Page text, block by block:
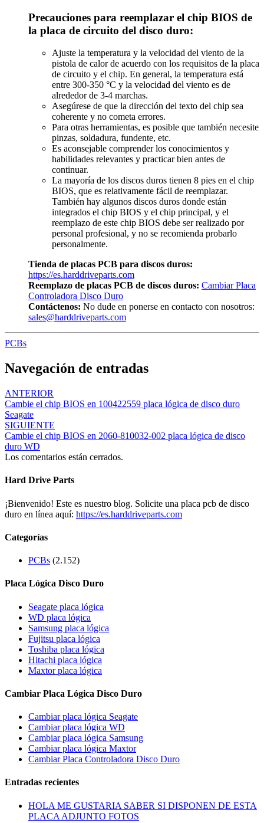
Precauciones para reemplazar el chip BIOS de
la placa de circuito del disco duro:
Ajuste la temperatura y la velocidad del viento de la
pistola de calor de acuerdo con los requisitos de la placa
de circuito y el chip. En general, la temperatura está
entre 300-350 °C y la velocidad del viento es de
alrededor de 3-4 marchas.
Asegúrese de que la dirección del texto del chip sea
coherente y no cometa errores.
Para otras herramientas, es posible que también necesite
pinzas, soldadura, fundente, etc.
Es aconsejable comprender los conocimientos y
habilidades relevantes y practicar bien antes de
continuar.
La mayoría de los discos duros tienen 8 pies en el chip
BIOS, que es relativamente fácil de reemplazar.
También hay algunos discos duros donde están
integrados el chip BIOS y el chip principal, y el
reemplazo de este chip BIOS debe ser realizado por
personal profesional, y no se recomienda probarlo
personalmente.
Tienda de placas PCB para discos duros:
https://es.harddriveparts.com
Reemplazo de placas PCB de discos duros: Cambiar Placa
Controladora Disco Duro
Contáctenos: No dude en ponerse en contacto con nosotros:
sales@harddriveparts.com
PCBs
Navegación de entradas
ANTERIOR
Cambie el chip BIOS en 100422559 placa lógica de disco duro
Seagate
SIGUIENTE
Cambie el chip BIOS en 2060-810032-002 placa lógica de disco
duro WD
Los comentarios están cerrados.
Hard Drive Parts
¡Bienvenido! Este es nuestro blog. Solicite una placa pcb de disco
duro en línea aquí: https://es.harddriveparts.com
Categorías
PCBs (2.152)
Placa Lógica Disco Duro
Seagate placa lógica
WD placa lógica
Samsung placa lógica
Fujitsu placa lógica
Toshiba placa lógica
Hitachi placa lógica
Maxtor placa lógica
Cambiar Placa Lógica Disco Duro
Cambiar placa lógica Seagate
Cambiar placa lógica WD
Cambiar placa lógica Samsung
Cambiar placa lógica Maxtor
Cambiar Placa Controladora Disco Duro
Entradas recientes
HOLA ME GUSTARIA SABER SI DISPONEN DE ESTA
PLACA ADJUNTO FOTOS